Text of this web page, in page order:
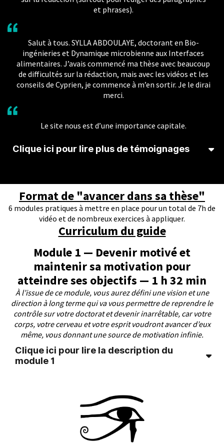
et phrases).
Salut à tous. SYLLA ABDOULAYE, doctorant en Bio-
ingénieries et Dynamique microbienne aux Interfaces
alimentaires. J’avais commencé ma thèse avec beaucoup
de difficultés sur la rédaction, mais avec les vidéos et les
conseils de Cyprien, je commence à m’en sortir. Je le dirai
merci.
Le site nous est d’une importance capitale.
Clique ici pour lire plus de témoignages
(107 participants).
-Merci ! les explications sont top, juste ce qu’il faut
savoir avant de se lancer !
-De nombreuses informations utiles pour bien
rédiger.
-Super cours ! J’y ai appris exactement ce que je
cherchais sur la rédaction (surtout pour rédiger des
paragraphes et phrases).
Loïckel Lyumpel: Cyprien, j’aimerais te
remercier d’abord pour ta disponibilité et
l’esprit d’écoute bien que j’étais un inconnu.
Grâce à tes conseils et orientations en
rédaction, j’ai pu écrire une lettre de
présente, je viens témoigner ma gratitude à
votre égard et merci aussi pour les multiples
vidéos et postes au travers les réseaux sociaux,
Format de "avancer dans sa thèse"
6 modules pratiques à mettre en place pour un total de 7h de
vidéo et de nombreux exercices à appliquer.
Curriculum du guide
Module 1 — Devenir motivé et
maintenir sa motivation pour
atteindre ses objectifs — 1 h 32 min
À l’issue de ce module, vous aurez défini une vision et une
direction à long terme qui va vous permettre de reprendre le
contrôle sur votre doctorat et devenir inarrêtable, car votre
corps, votre cerveau et votre esprit voudront avancer d’eux
même, vous donnant une source de motivation infinie.
Clique ici pour lire la description du
module 1
fonctionnement de notre corps
Dans cette partie, nous allons voir les différentes
structures cérébrales impliquées dans la
définition des objectifs et comment les